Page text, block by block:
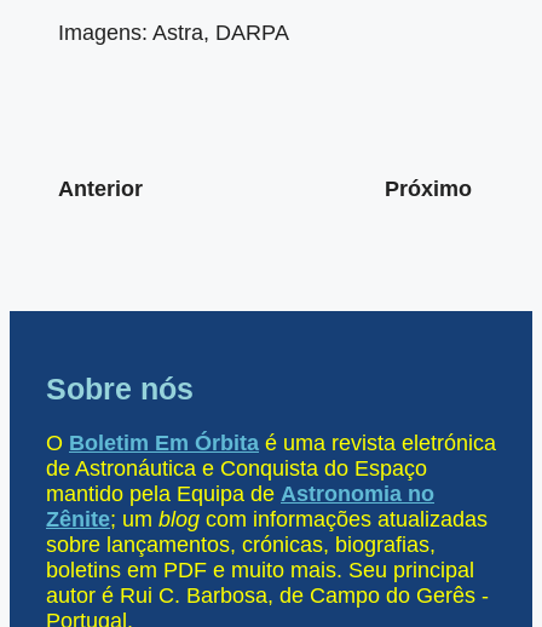
Imagens: Astra, DARPA
Anterior Próximo
Sobre nós
O Boletim Em Órbita é uma revista eletrónica
de Astronáutica e Conquista do Espaço
mantido pela Equipa de Astronomia no
Zênite; um blog com informações atualizadas
sobre lançamentos, crónicas, biografias,
boletins em PDF e muito mais. Seu principal
autor é Rui C. Barbosa, de Campo do Gerês -
Portugal.